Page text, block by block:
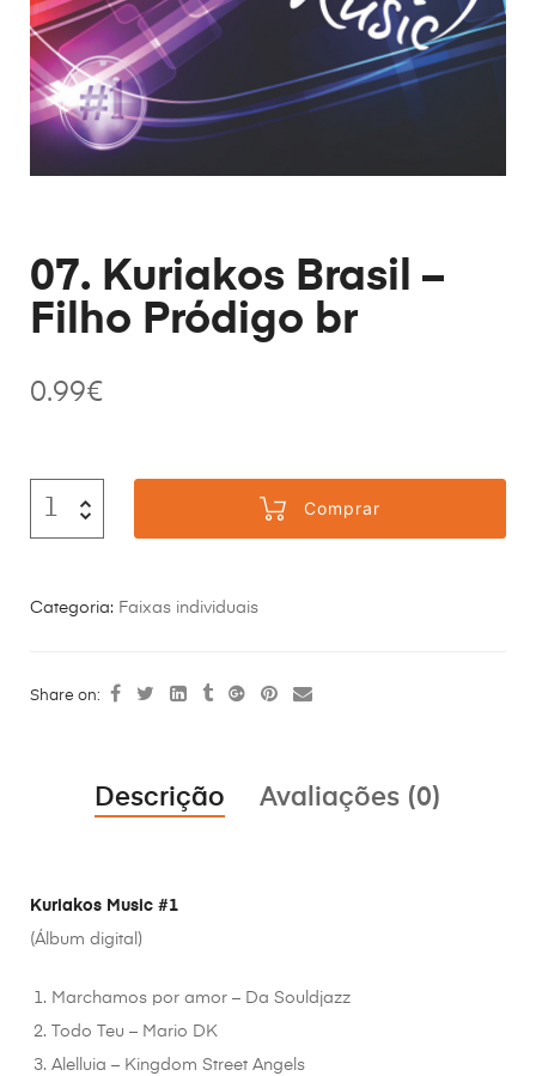
07. Kuriakos Brasil –
Filho Pródigo br
0.99€
Comprar
Categoria: Faixas individuais
Share on:
Descrição Avaliações (0)
Kuriakos Music #1
(Álbum digital)
Marchamos por amor – Da Souldjazz
Todo Teu – Mario DK
Alelluia – Kingdom Street Angels